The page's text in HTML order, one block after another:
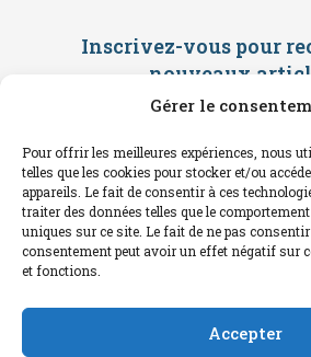
Gérer le
Pour offrir les meilleures expériences, nous
telles que les cookies pour stocker et/ou
appareils. Le fait de consentir à ces
traiter des données telles que le
uniques sur ce site. Le fait de ne pas
consentement peut avoir un effet négatif sur
et fonctions.
Accepter
Inscrivez-vous pour
nouveaux
Saisissez ci-dessous votre
confirmation par mail.
spams !